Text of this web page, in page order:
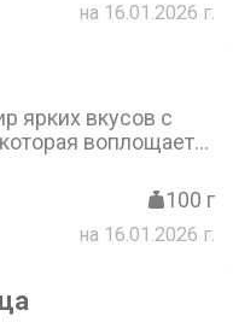
на 16.01.2026 г.
ярких вкусов с
воплощает
идеально для тех,
гастрономические
100 г
на 16.01.2026 г.